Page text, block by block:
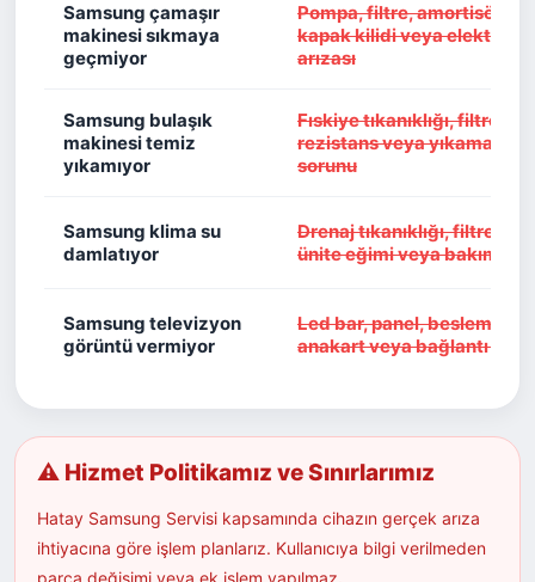
Samsung çamaşır
makinesi sıkmaya
geçmiyor
Pompa, filtre, amortisör,
kapak kilidi veya
arızası
Samsung bulaşık
makinesi temiz
yıkamıyor
Fıskiye tıkanıklığı, filtre
rezistans veya yıkama
sorunu
Samsung klima su
damlatıyor
Drenaj tıkanıklığı, filtre
ünite eğimi veya bakım
Samsung televizyon
görüntü vermiyor
Led bar, panel, besleme
anakart veya bağlantı
⚠ Hizmet Politikamız ve Sınırlarımız
Hatay Samsung Servisi kapsamında cihazın gerçek arıza
ihtiyacına göre işlem planlarız. Kullanıcıya bilgi verilmeden